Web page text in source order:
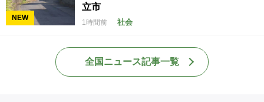
NEW
立市
1時間前 社会
全国ニュース記事一覧